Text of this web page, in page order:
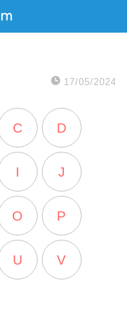
17/05/2024
C D
I J
O P
U V